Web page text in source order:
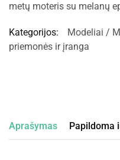
metų moteris su melanų
Kategorijos: Modeliai /
priemonės ir įranga
Aprašymas Papildoma